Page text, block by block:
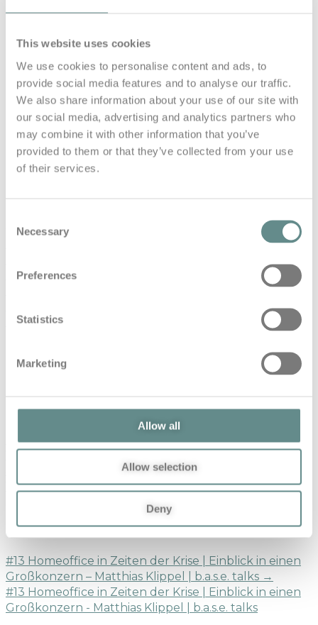
This website uses cookies
We use cookies to personalise content and ads, to
provide social media features and to analyse our traffic.
We also share information about your use of our site with
our social media, advertising and analytics partners who
may combine it with other information that you’ve
provided to them or that they’ve collected from your use
of their services.
Selection
Necessary
Preferences
Statistics
Marketing
Allow all
Allow selection
Deny
Rennfahrerin
Moderation: DI (FH) Gerhard Moser
(https://www.personal-base.com)
Der Österreichische Extremsportler mit Affinität zur
Peak Performance in allen Lebenslagen, holt sich
spannende Gesprächspartner vor sein Mikrophon
und lädt zum gemeinsamen Talk über
(Visited 141 times, 1 visits today)
Leistungssteigerung
Mental Health
personal
Rennsport
stressmanagement
Previous Post
#11 90 Minuten: Fight Fokus Immerweiter – René
Vollath | b.a.s.e. talks
#11 90 Minuten: Fight Fokus Immerweiter - René
Vollath | b.a.s.e. talks
Next Post
#13 Homeoffice in Zeiten der Krise | Einblick in einen
Großkonzern – Matthias Klippel | b.a.s.e. talks →
#13 Homeoffice in Zeiten der Krise | Einblick in einen
Großkonzern - Matthias Klippel | b.a.s.e. talks